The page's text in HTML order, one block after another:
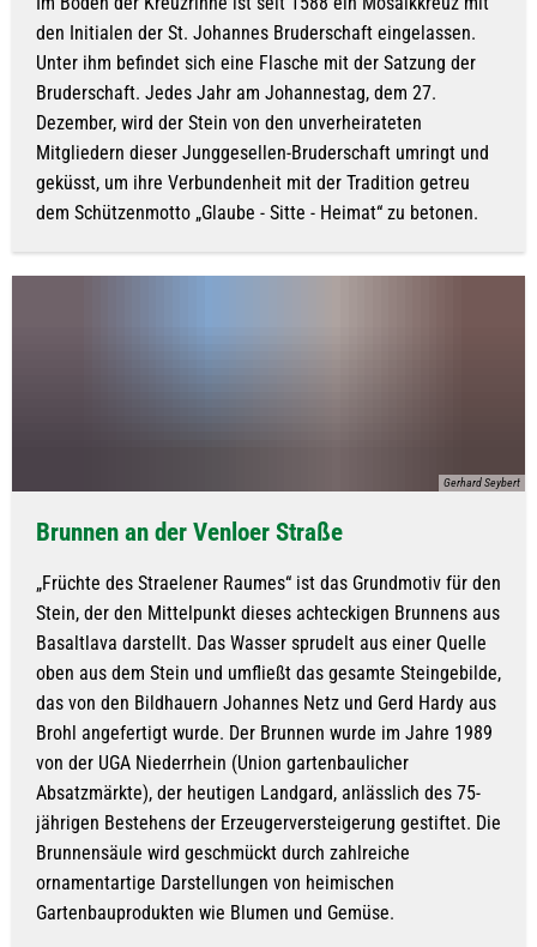
den Initialen der St. Johannes Bruderschaft eingelassen.
Unter ihm befindet sich eine Flasche mit der Satzung der
Bruderschaft. Jedes Jahr am Johannestag, dem 27.
Dezember, wird der Stein von den unverheirateten
Mitgliedern dieser Junggesellen-Bruderschaft umringt und
geküsst, um ihre Verbundenheit mit der Tradition getreu
dem Schützenmotto „Glaube - Sitte - Heimat“ zu betonen.
Gerhard Seybert
Brunnen an der Venloer Straße
„Früchte des Straelener Raumes“ ist das Grundmotiv für den
Stein, der den Mittelpunkt dieses achteckigen Brunnens aus
Basaltlava darstellt. Das Wasser sprudelt aus einer Quelle
oben aus dem Stein und umfließt das gesamte Steingebilde,
das von den Bildhauern Johannes Netz und Gerd Hardy aus
Brohl angefertigt wurde. Der Brunnen wurde im Jahre 1989
von der UGA Niederrhein (Union gartenbaulicher
Absatzmärkte), der heutigen Landgard, anlässlich des 75-
jährigen Bestehens der Erzeugerversteigerung gestiftet. Die
Brunnensäule wird geschmückt durch zahlreiche
ornamentartige Darstellungen von heimischen
Gartenbauprodukten wie Blumen und Gemüse.